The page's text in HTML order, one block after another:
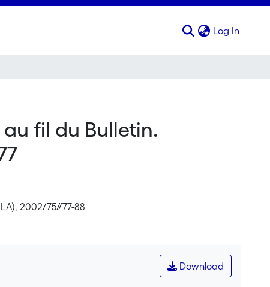
Log In
fil du Bulletin.
2002/75//77-88
Download